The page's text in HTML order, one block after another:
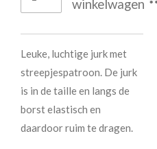
winkelwagen
Leuke, luchtige jurk met
streepjespatroon. De jurk
is in de taille en langs de
borst elastisch en
daardoor ruim te dragen.